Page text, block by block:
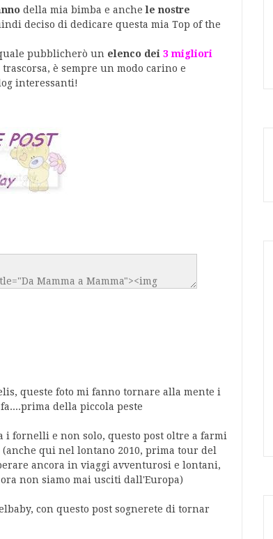
della mia bimba e anchele nostre
deciso di dedicare questa mia Top of the
pubblicherò un elenco dei 3 migliori
è sempre un modo carino e
interessanti!
queste foto mi fanno tornare alla mente i
della piccola peste
i fornelli e non solo, questo post oltre a farmi
qui nel lontano 2010, prima tour del
ancora in viaggi avventurosi e lontani,
non siamo mai usciti dall'Europa)
con questo post sognerete di tornar